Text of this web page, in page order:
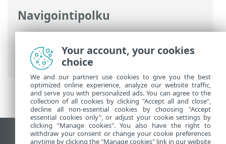
Navigointipolku
ESET-online-ohje>ESET Smart Security
Premium
>Asennus> Valintaikkunat –
Asennus > Activation > Rekisteröinti
Näytä tietokonesivusto
Your account, your cookies
choice
We and our partners use cookies to give you the best
optimized online experience, analyze our website traffic,
and serve you with personalized ads. You can agree to the
collection of all cookies by clicking "Accept all and close",
decline all non-essential cookies by choosing "Accept
essential cookies only", or adjust your cookie settings by
clicking "Manage cookies". You also have the right to
withdraw your consent or change your cookie preferences
anytime by clicking the "Manage cookies" link in our website